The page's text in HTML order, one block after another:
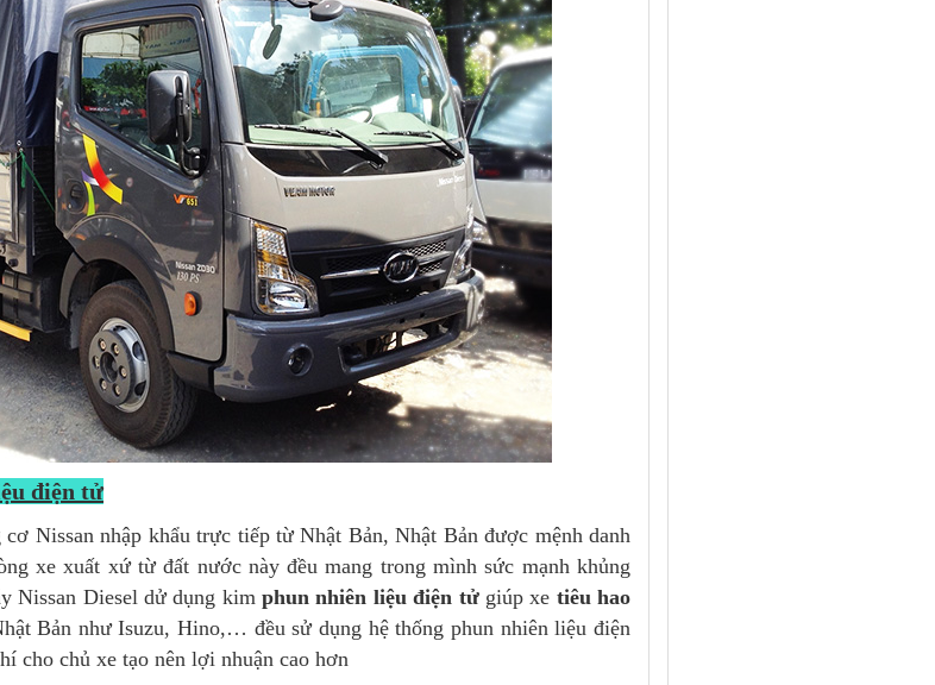
điện tử
Nissan nhập khẩu trực tiếp từ Nhật Bản, Nhật Bản được mệnh danh
xe xuất xứ từ đất nước này đều mang trong mình sức mạnh khủng
Nissan Diesel dử dụng kimphun nhiên liệu điện tử giúp xetiêu hao
Bản như Isuzu, Hino,… đều sử dụng hệ thống phun nhiên liệu điện
cho chủ xe tạo nên lợi nhuận cao hơn